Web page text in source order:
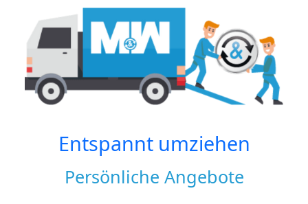
Entspannt umziehen
Persönliche Angebote